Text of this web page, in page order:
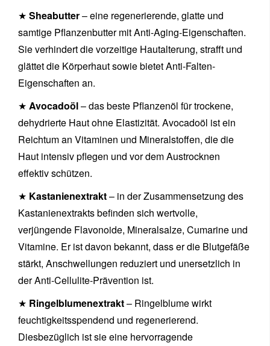
★ Sheabutter– eine regenerierende, glatte und
samtige Pflanzenbutter mit Anti-Aging-Eigenschaften.
Sie verhindert die vorzeitige Hautalterung, strafft und
glättet die Körperhaut sowie bietet Anti-Falten-
Eigenschaften an.
★ Avocadoöl– das beste Pflanzenöl für trockene,
dehydrierte Haut ohne Elastizität. Avocadoöl ist ein
Reichtum an Vitaminen und Mineralstoffen, die die
Haut intensiv pflegen und vor dem Austrocknen
effektiv schützen.
★ Kastanienextrakt– in der Zusammensetzung des
Kastanienextrakts befinden sich wertvolle,
verjüngende Flavonoide, Mineralsalze, Cumarine und
Vitamine. Er ist davon bekannt, dass er die Blutgefäße
stärkt, Anschwellungen reduziert und unersetzlich in
der Anti-Cellulite-Prävention ist.
★ Ringelblumenextrakt– Ringelblume wirkt
feuchtigkeitsspendend und regenerierend.
Diesbezüglich ist sie eine hervorragende